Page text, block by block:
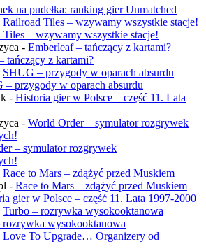
na pudełka: ranking gier Unmatched
Railroad Tiles – wzywamy wszystkie stacje!
Tiles – wzywamy wszystkie stacje!
- Emberleaf – tańczący z kartami?
tańczący z kartami?
SHUG – przygody w oparach absurdu
– przygody w oparach absurdu
- Historia gier w Polsce – część 11. Lata
- World Order – symulator rozgrywek
– symulator rozgrywek
Race to Mars – zdążyć przed Muskiem
- Race to Mars – zdążyć przed Muskiem
gier w Polsce – część 11. Lata 1997-2000
Turbo – rozrywka wysokooktanowa
rozrywka wysokooktanowa
Love To Upgrade… Organizery od